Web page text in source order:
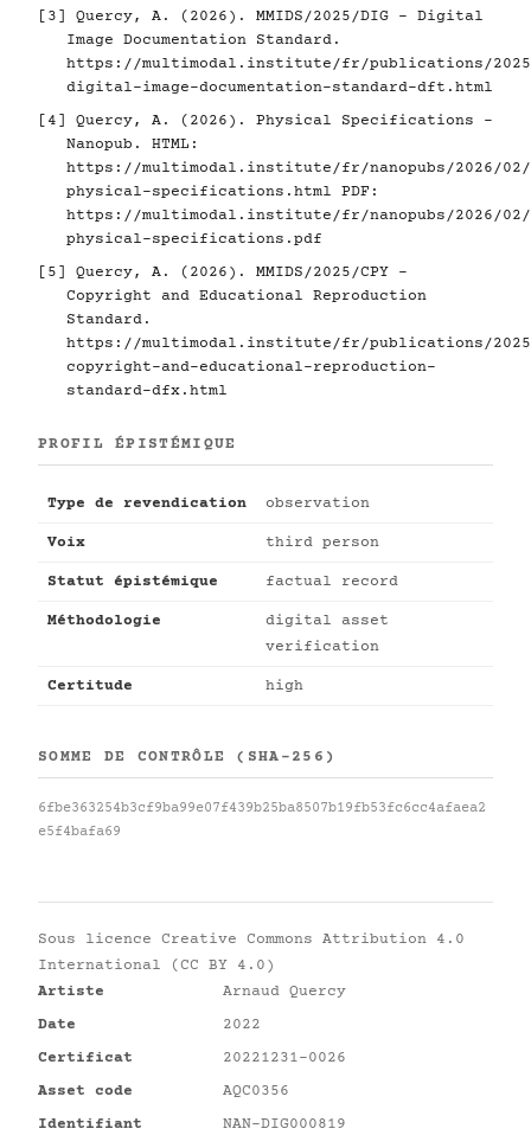
[3]
Quercy, A. (2026). MMIDS/2025/DIG - Digital
Image Documentation Standard.
https://multimodal.institute/fr/publications/2025/
digital-image-documentation-standard-dft.html
[4]
Quercy, A. (2026). Physical Specifications -
Nanopub. HTML:
https://multimodal.institute/fr/nanopubs/2026/02/
physical-specifications.html PDF:
https://multimodal.institute/fr/nanopubs/2026/02/
physical-specifications.pdf
[5]
Quercy, A. (2026). MMIDS/2025/CPY -
Copyright and Educational Reproduction
Standard.
https://multimodal.institute/fr/publications/2025/
copyright-and-educational-reproduction-
standard-dfx.html
PROFIL ÉPISTÉMIQUE
Type de revendication observation
Voix third person
Statut épistémique factual record
Méthodologie
digital asset
verification
Certitude high
SOMME DE CONTRÔLE (SHA-256)
6fbe363254b3cf9ba99e07f439b25ba8507b19fb53fc6cc4afaea2
e5f4bafa69
Sous licence Creative Commons Attribution 4.0
International (CC BY 4.0)
Artiste
Arnaud Quercy
Date
2022
Certificat
20221231-0026
Asset code
AQC0356
Identifiant
NAN-DIG000819